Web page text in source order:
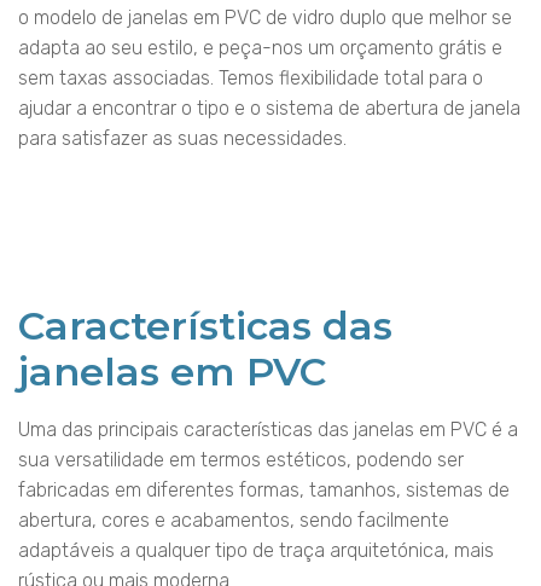
o modelo de janelas em PVC de vidro duplo que melhor se
adapta ao seu estilo, e peça-nos um orçamento grátis e
sem taxas associadas. Temos flexibilidade total para o
ajudar a encontrar o tipo e o sistema de abertura de janela
para satisfazer as suas necessidades.
Características das
janelas em PVC
Uma das principais características das janelas em PVC é a
sua versatilidade em termos estéticos, podendo ser
fabricadas em diferentes formas, tamanhos, sistemas de
abertura, cores e acabamentos, sendo facilmente
adaptáveis a qualquer tipo de traça arquitetónica, mais
rústica ou mais moderna.